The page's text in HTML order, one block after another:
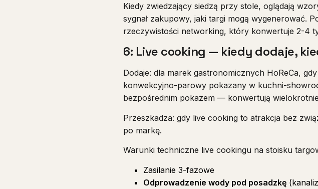
Kiedy zwiedzający siedzą przy stole, oglądają
sygnał zakupowy, jaki targi mogą wygenerować.
rzeczywistości networking, który konwertuje 2-4
6: Live cooking — kiedy dodaje,
Dodaje: dla marek gastronomicznych HoReCa,
konwekcyjno-parowy pokazany w kuchni-
bezpośrednim pokazem — konwertują
Przeszkadza: gdy live cooking to atrakcja bez
po markę.
Warunki techniczne live cookingu na stoisku
Zasilanie 3-fazowe
Odprowadzenie wody pod posadzkę